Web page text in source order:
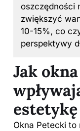
oszczędności
zwiększyć
10-15%, co
perspektywy
Jak
Okna Petecki